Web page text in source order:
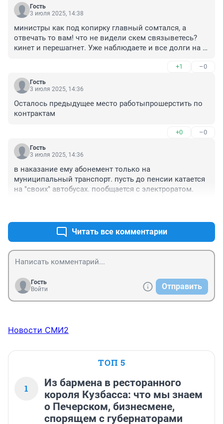
Гость
3 июля 2025, 14:38
министры как под копирку главный сомтался, а
отвечать то вам! что не видели скем связыветесь?
кинет и перешагнет. Уже наблюдаете и все долги на
только за папкиной спиной и сидел. Нафотках как в
первый раз видит схемы-идеальный кандидат для
подставы. Что папа ему не подсказал?
+1 –0
Гость
3 июля 2025, 14:36
Осталось предыдущее место работыпрошерстить по
контрактам
+0 –0
Гость
3 июля 2025, 14:36
в наказание ему абонемент только на
муниципальный транспорт. пусть до пенсии катается
на "своих" автобусах. пообщается с электроратом.
Читать все комментарии
Гость
Войти
Отправить
Новости СМИ2
ТОП 5
1
Из бармена в ресторанного
короля Кузбасса: что мы знаем
о Печерском, бизнесмене,
спорящем с губернаторами